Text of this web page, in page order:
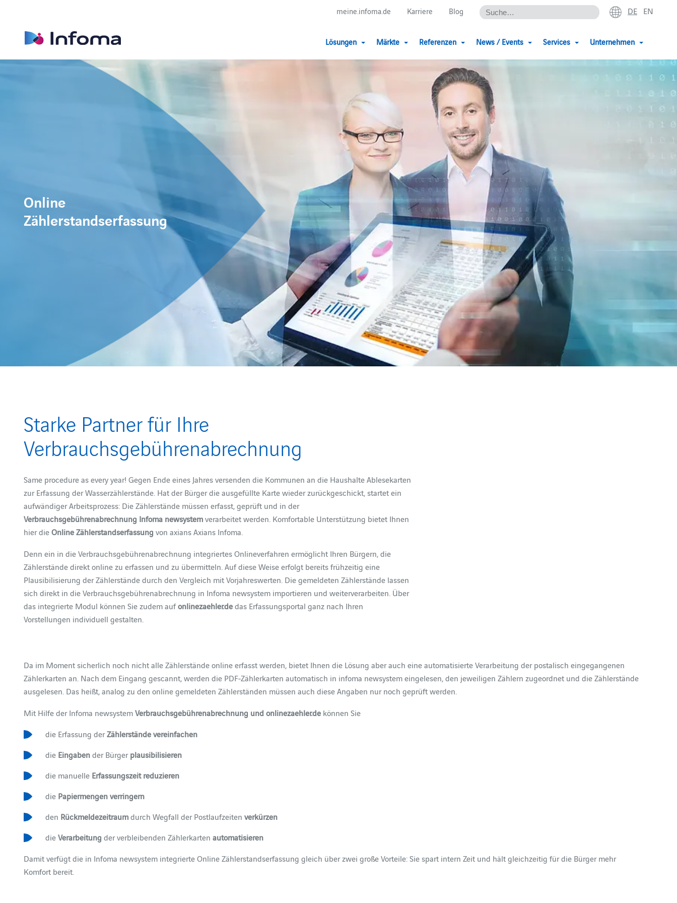
meine.infoma.de Karriere Blog DE EN
Lösungen Märkte Referenzen News / Events Services Unternehmen
Online
Zählerstandserfassung
Starke Partner für Ihre
Verbrauchsgebührenabrechnung
Same procedure as every year! Gegen Ende eines Jahres versenden die Kommunen an die Haushalte Ablesekarten
zur Erfassung der Wasserzählerstände. Hat der Bürger die ausgefüllte Karte wieder zurückgeschickt, startet ein
aufwändiger Arbeitsprozess: Die Zählerstände müssen erfasst, geprüft und in der
Verbrauchsgebührenabrechnung Infoma newsystemverarbeitet werden. Komfortable Unterstützung bietet Ihnen
hier dieOnline Zählerstandserfassung von axians Axians Infoma.
Denn ein in die Verbrauchsgebührenabrechnung integriertes Onlineverfahren ermöglicht Ihren Bürgern, die
Zählerstände direkt online zu erfassen und zu übermitteln. Auf diese Weise erfolgt bereits frühzeitig eine
Plausibilisierung der Zählerstände durch den Vergleich mit Vorjahreswerten. Die gemeldeten Zählerstände lassen
sich direkt in die Verbrauchsgebührenabrechnung in Infoma newsystem importieren und weiterverarbeiten. Über
das integrierte Modul können Sie zudem aufonlinezaehler.dedas Erfassungsportal ganz nach Ihren
Vorstellungen individuell gestalten.
Da im Moment sicherlich noch nicht alle Zählerstände online erfasst werden, bietet Ihnen die Lösung aber auch eine automatisierte Verarbeitung der postalisch eingegangenen
Zählerkarten an. Nach dem Eingang gescannt, werden die PDF-Zählerkarten automatisch in infoma newsystem eingelesen, den jeweiligen Zählern zugeordnet und die Zählerstände
ausgelesen. Das heißt, analog zu den online gemeldeten Zählerständen müssen auch diese Angaben nur noch geprüft werden.
Mit Hilfe der Infoma newsystemVerbrauchsgebührenabrechnung und onlinezaehler.de können Sie
die Erfassung derZählerstände vereinfachen
die Eingabender Bürgerplausibilisieren
die manuelle Erfassungszeit reduzieren
die Papiermengen verringern
den Rückmeldezeitraumdurch Wegfall der Postlaufzeiten verkürzen
dieVerarbeitung der verbleibenden Zählerkarten automatisieren
Damit verfügt die in Infoma newsystem integrierte Online Zählerstandserfassung gleich über zwei große Vorteile: Sie spart intern Zeit und hält gleichzeitig für die Bürger mehr
Komfort bereit.